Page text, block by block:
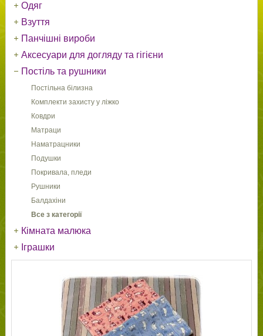
Одяг
Взуття
Панчішні вироби
Аксесуари для догляду та гігієни
Постіль та рушники
Постільна білизна
Комплекти захисту у ліжко
Ковдри
Матраци
Наматрацники
Подушки
Покривала, пледи
Рушники
Балдахіни
Все з категорії
Кімната малюка
Іграшки